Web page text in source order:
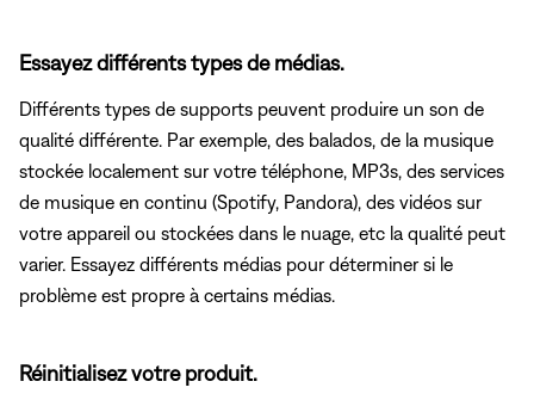
Essayez différents types de médias.
Différents types de supports peuvent produire un son de
qualité différente. Par exemple, des balados, de la musique
stockée localement sur votre téléphone, MP3s, des services
de musique en continu (Spotify, Pandora), des vidéos sur
votre appareil ou stockées dans le nuage, etc la qualité peut
varier. Essayez différents médias pour déterminer si le
problème est propre à certains médias.
Réinitialisez votre produit.